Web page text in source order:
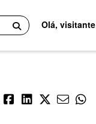
Olá, visitante